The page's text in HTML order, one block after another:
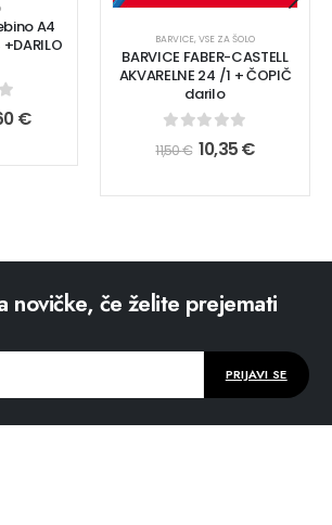
A4
5€
BARVICE, VSE ZA ŠOLO
BARVICE FABER-CASTELL
AKVARELNE 24 /1 + ČOPIČ
darilo
out of 5
11,50€ 10,35€
novičke, če želite prejemati